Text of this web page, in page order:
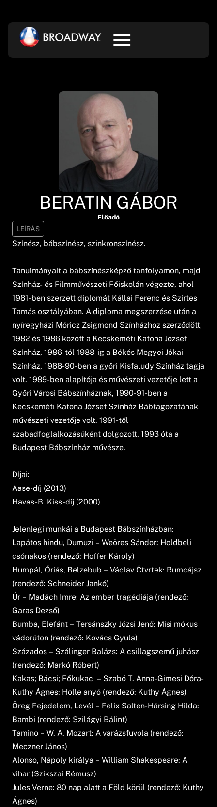
BERATIN GÁBOR
Előadó
LEÍRÁS
Színész, bábszínész, szinkronszínész.
Tanulmányait a bábszínészképző tanfolyamon, majd
Színház- és Filmművészeti Főiskolán végezte, ahol
1981-ben szerzett diplomát Kállai Ferenc és Szirtes
Tamás osztályában. A diploma megszerzése után a
nyíregyházi Móricz Zsigmond Színházhoz szerződött,
1982 és 1986 között a Kecskeméti Katona József
Színház, 1986-tól 1988-ig a Békés Megyei Jókai
Színház, 1988-90-ben a győri Kisfaludy Színház tagja
volt. 1989-ben alapítója és művészeti vezetője lett a
Győri Városi Bábszínháznak, 1990-91-ben a
Kecskeméti Katona József Színház Bábtagozatának
művészeti vezetője volt. 1991-től
szabadfoglalkozásúként dolgozott, 1993 óta a
Budapest Bábszínház művésze.
Díjai:
Aase-díj (2013)
Havas-B. Kiss-díj (2000)
Jelenlegi munkái a Budapest Bábszínházban:
Lapátos hindu, Dumuzi – Weöres Sándor: Holdbeli
csónakos (rendező: Hoffer Károly)
Humpál, Óriás, Belzebub – Václav Čtvrtek: Rumcájsz
(rendező: Schneider Jankó)
Úr – Madách Imre: Az ember tragédiája (rendező:
Garas Dezső)
Bumba, Elefánt – Tersánszky Józsi Jenő: Misi mókus
vádorúton (rendező: Kovács Gyula)
Százados – Szálinger Balázs: A csillagszemű juhász
(rendező: Markó Róbert)
Kakas; Bácsi; Főkukac – Szabó T. Anna-Gimesi Dóra-
Kuthy Ágnes: Holle anyó (rendező: Kuthy Ágnes)
Öreg Fejedelem, Levél – Felix Salten-Hársing Hilda:
Bambi (rendező: Szilágyi Bálint)
Tamino – W. A. Mozart: A varázsfuvola (rendező:
Meczner János)
Alonso, Nápoly királya – William Shakespeare: A
vihar (Szikszai Rémusz)
Jules Verne: 80 nap alatt a Föld körül (rendező: Kuthy
Ágnes)